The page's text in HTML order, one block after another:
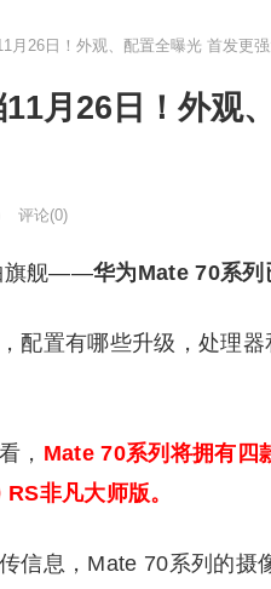
月26日！外观、配置全曝光 首发更
月26日！外观
评论(0)
旗舰——华为Mate 70系列
配置有哪些升级，处理
， Mate 70系列将拥有四
非凡大师版。
信息，Mate 70系列的摄